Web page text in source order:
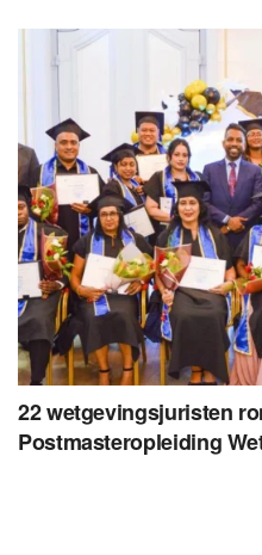
22 wetgevingsjuristen
Postmasteropleiding